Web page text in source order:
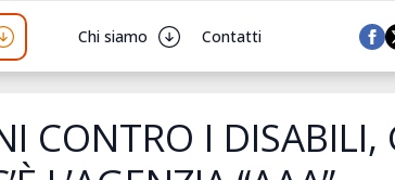
Chi siamo Contatti
CONTRO I DISABILI,